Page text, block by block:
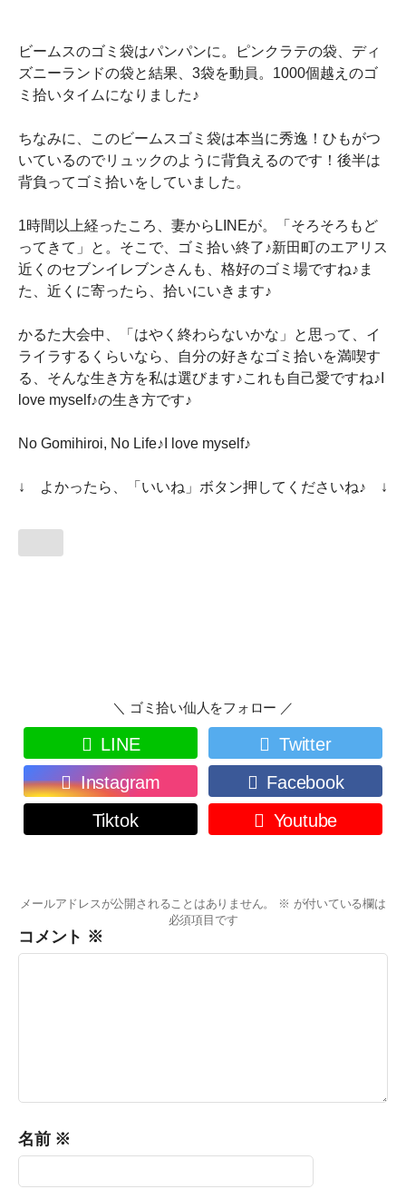
ビームスのゴミ袋はパンパンに。ピンクラテの袋、ディ
ズニーランドの袋と結果、3袋を動員。1000個越えのゴ
ミ拾いタイムになりました♪
ちなみに、このビームスゴミ袋は本当に秀逸！ひもがつ
いているのでリュックのように背負えるのです！後半は
背負ってゴミ拾いをしていました。
1時間以上経ったころ、妻からLINEが。「そろそろもど
ってきて」と。そこで、ゴミ拾い終了♪新田町のエアリス
近くのセブンイレブンさんも、格好のゴミ場ですね♪ま
た、近くに寄ったら、拾いにいきます♪
かるた大会中、「はやく終わらないかな」と思って、イ
ライラするくらいなら、自分の好きなゴミ拾いを満喫す
る、そんな生き方を私は選びます♪これも自己愛ですね♪I
love myself♪の生き方です♪
No Gomihiroi, No Life♪I love myself♪
↓ よかったら、「いいね」ボタン押してくださいね♪ ↓
＼ ゴミ拾い仙人をフォロー ／
LINE
Twitter
Instagram
Facebook
Tiktok
Youtube
メールアドレスが公開されることはありません。 ※ が付いている欄は
必須項目です
コメント ※
名前 ※